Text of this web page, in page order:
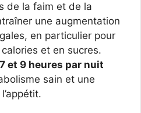
de la faim et de la
une augmentation
en particulier pour
et en sucres.
et 9 heures par nuit
sain et une